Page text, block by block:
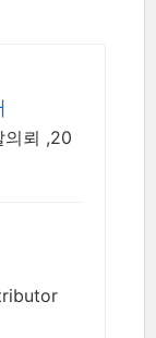
의뢰 ,20